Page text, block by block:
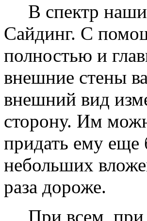
В спектр
Сайдинг. С
полностью и
внешние стены
внешний вид
сторону. Им
придать ему
небольших
раза дороже.
При всем, при